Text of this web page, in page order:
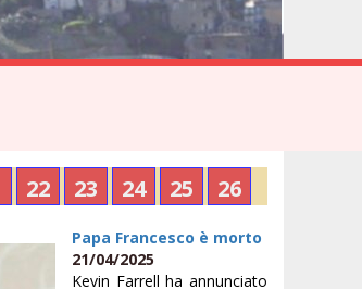
22 23 24 25
26
Papa Francesco è morto
21/04/2025
Kevin Farrell ha annunciato